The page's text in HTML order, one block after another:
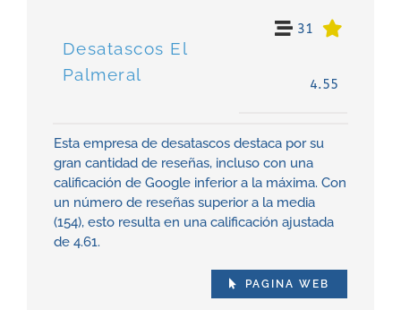
Desatascos El
Palmeral
31
4.55
Esta empresa de desatascos destaca por su
gran cantidad de reseñas, incluso con una
calificación de Google inferior a la máxima. Con
un número de reseñas superior a la media
(154), esto resulta en una calificación ajustada
de 4.61.
PAGINA WEB